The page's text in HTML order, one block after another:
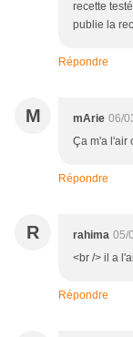
recette
publie la
Répondre
M mArie 06/
Ça m'a l'air
Répondre
R rahima 05/
<br /> il a
Répondre